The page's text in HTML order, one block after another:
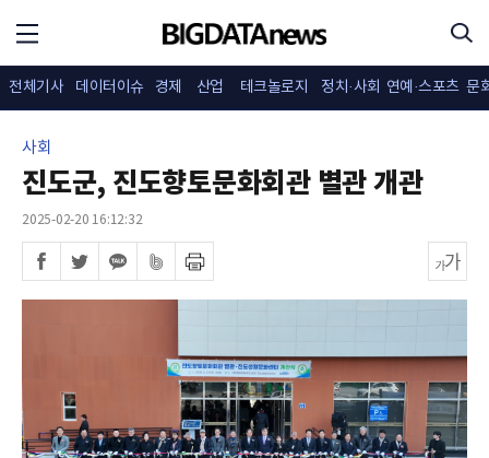
전체기사 데이터이슈 경제 산업 테크놀로지 정치·사회 연예·스포츠 문
사회
진도군, 진도향토문화회관 별관 개관
2025-02-20 16:12:32